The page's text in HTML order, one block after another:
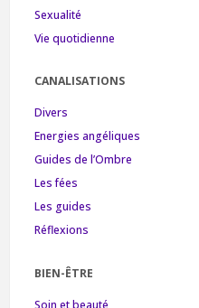
Sexualité
Vie quotidienne
CANALISATIONS
Divers
Energies angéliques
Guides de l’Ombre
Les fées
Les guides
Réflexions
BIEN-ÊTRE
Soin et beauté